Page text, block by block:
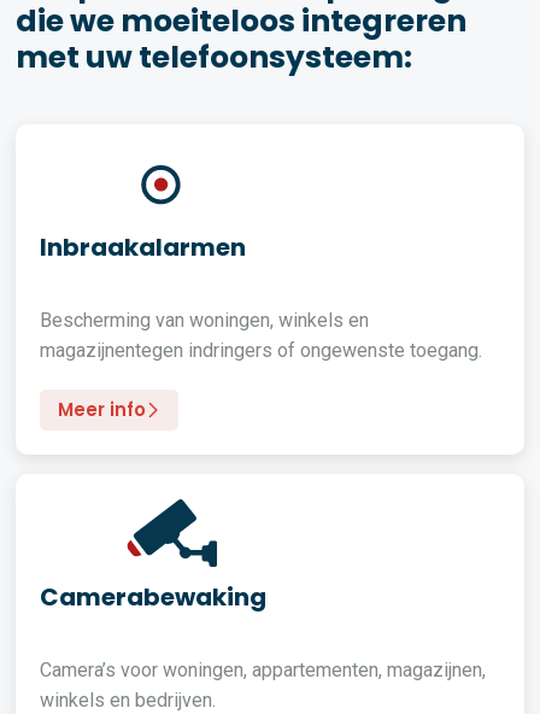
die we moeiteloos integreren
met uw telefoonsysteem:
Inbraakalarmen
Bescherming van woningen, winkels en
magazijnentegen indringers of ongewenste toegang.
Meer info
Camerabewaking
Camera’s voor woningen, appartementen, magazijnen,
winkels en bedrijven.